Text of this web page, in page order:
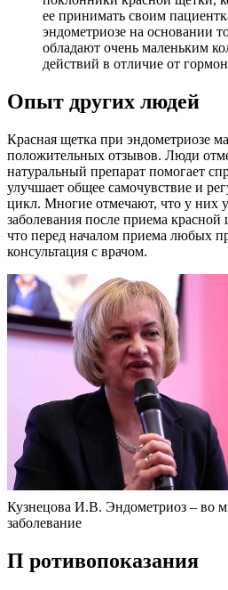
ее принимать своим
эндометриозе на основании
обладают очень маленьким
действий в отличие от
Опыт других людей
Красная щетка при эндометриозе
положительных отзывов. Люди
натуральный препарат помогает
улучшает общее самочувствие и
цикл. Многие отмечают, что у них
заболевания после приема
что перед началом приема любых
консультация с врачом.
Кузнецова И.В. Эндометриоз – во
заболевание
П ротивопоказания